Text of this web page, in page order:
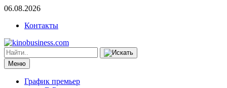
06.08.2026
Контакты
Меню
График премьер